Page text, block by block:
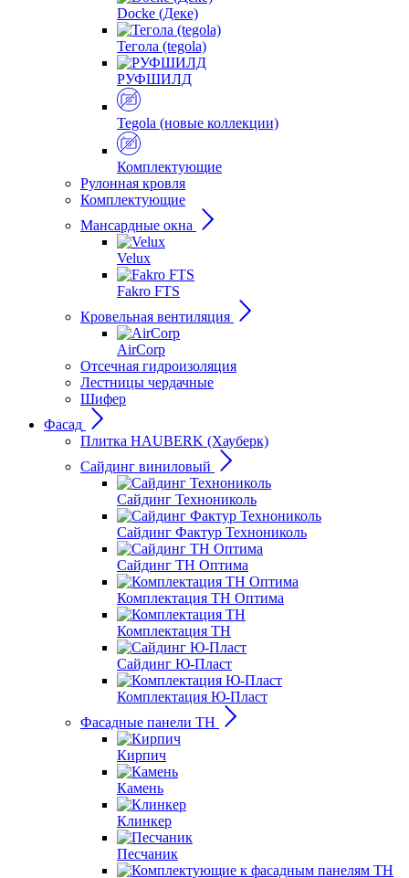
Docke (Деке)
Тегола (tegola)
РУФШИЛД
Tegola (новые коллекции)
Комплектующие
Рулонная кровля
Комплектующие
Мансардные окна
Velux
Fakro FTS
Кровельная вентиляция
AirCorp
Отсечная гидроизоляция
Лестницы чердачные
Шифер
Фасад
Плитка HAUBERK (Хауберк)
Сайдинг виниловый
Сайдинг Технониколь
Сайдинг Фактур Технониколь
Сайдинг ТН Оптима
Комплектация ТН Оптима
Комплектация ТН
Сайдинг Ю-Пласт
Комплектация Ю-Пласт
Фасадные панели ТН
Кирпич
Камень
Клинкер
Песчаник